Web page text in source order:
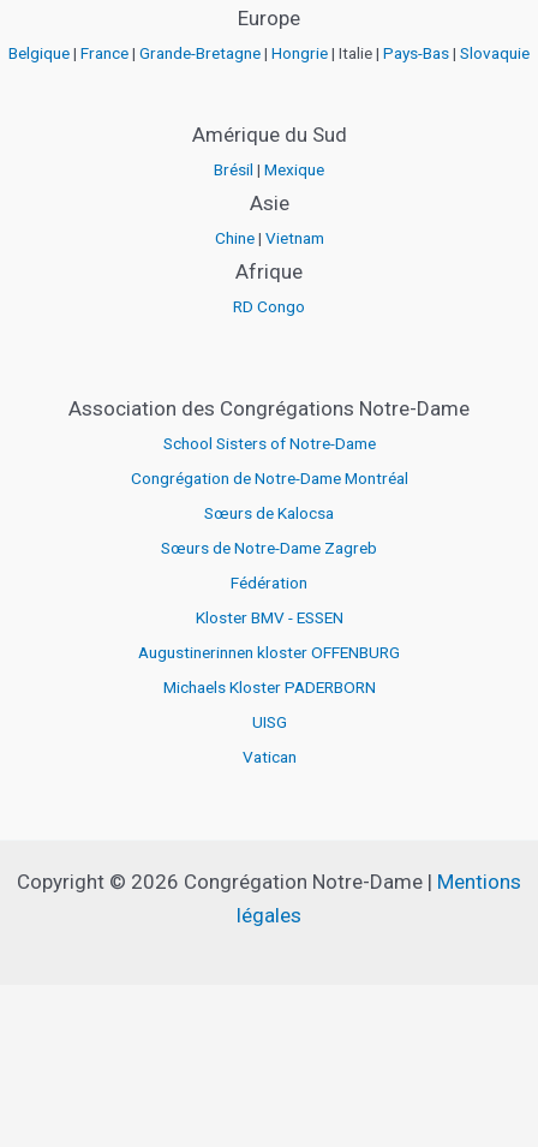
Europe
Belgique| France| Grande-Bretagne| Hongrie| Italie | Pays-Bas| Slovaquie
Amérique du Sud
Brésil | Mexique
Asie
Chine| Vietnam
Afrique
RD Congo
Association des Congrégations Notre-Dame
School Sisters of Notre-Dame
Congrégation de Notre-Dame Montréal
Sœurs de Kalocsa
Sœurs de Notre-Dame Zagreb
Fédération
Kloster BMV - ESSEN
Augustinerinnen kloster OFFENBURG
Michaels Kloster PADERBORN
UISG
Vatican
Copyright © 2026 Congrégation Notre-Dame | Mentions
légales